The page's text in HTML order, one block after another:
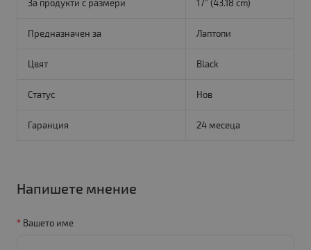
За продукти с размери 17" (43.18 cm)
Предназначен за Лаптопи
Цвят Black
Статус Нов
Гаранция 24 месеца
Напишете мнение
Вашето име